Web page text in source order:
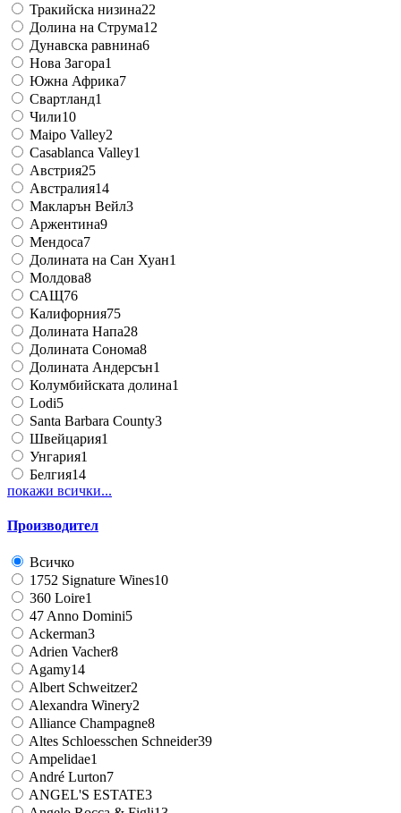
Тракийска низина22
Долина на Струма12
Дунавска равнина6
Нова Загора1
Южна Африка7
Свартланд1
Чили10
Maipo Valley2
Casablanca Valley1
Австрия25
Австралия14
Макларън Вейл3
Аржентина9
Мендоса7
Долината на Сан Хуан1
Молдова8
САЩ76
Калифорния75
Долината Напа28
Долината Сонома8
Долината Андерсън1
Колумбийската долина1
Lodi5
Santa Barbara County3
Швейцария1
Унгария1
Белгия14
покажи всички...
Производител
Всичко
1752 Signature Wines10
360 Loire1
47 Anno Domini5
Ackerman3
Adrien Vacher8
Agamy14
Albert Schweitzer2
Alexandra Winery2
Alliance Champagne8
Altes Schloesschen Schneider39
Ampelidae1
André Lurton7
ANGEL'S ESTATE3